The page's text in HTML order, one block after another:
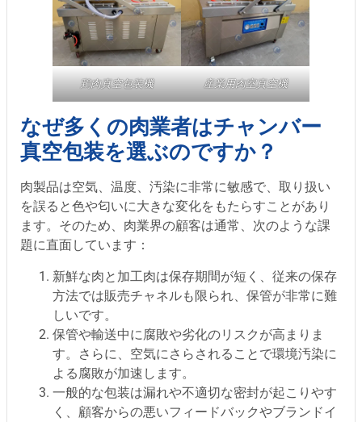
鶏肉真空包装機 産業用肉室真空機
なぜ多くの肉業者はチャンバー
真空包装を選ぶのですか？
肉製品は空気、温度、汚染に非常に敏感で、取り扱い
を誤ると色や匂いに大きな変化をもたらすことがあり
ます。そのため、肉業界の顧客は通常、次のような課
題に直面しています：
新鮮な肉と加工肉は保存期間が短く、従来の保存
方法では販売チャネルも限られ、保管が非常に難
しいです。
保管や輸送中に腐敗や劣化のリスクが高まりま
す。さらに、空気にさらされることで環境汚染に
よる腐敗が加速します。
一般的な包装は漏れや不適切な密封が起こりやす
く、顧客からの悪いフィードバックやブランドイ